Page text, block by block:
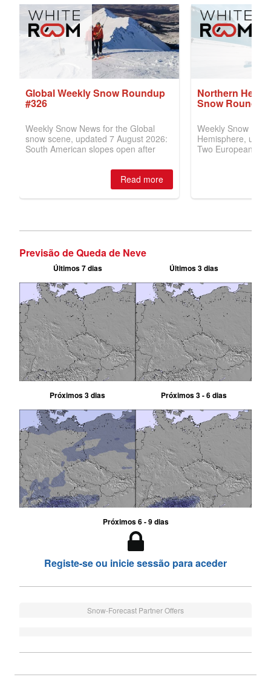
Previsão de Queda de Neve
Últimos 7 dias Últimos 3 dias
Próximos 3 dias Próximos 3 - 6 dias
Próximos 6 - 9 dias
Registe-se ou inicie sessão para aceder
Snow-Forecast Partner Offers